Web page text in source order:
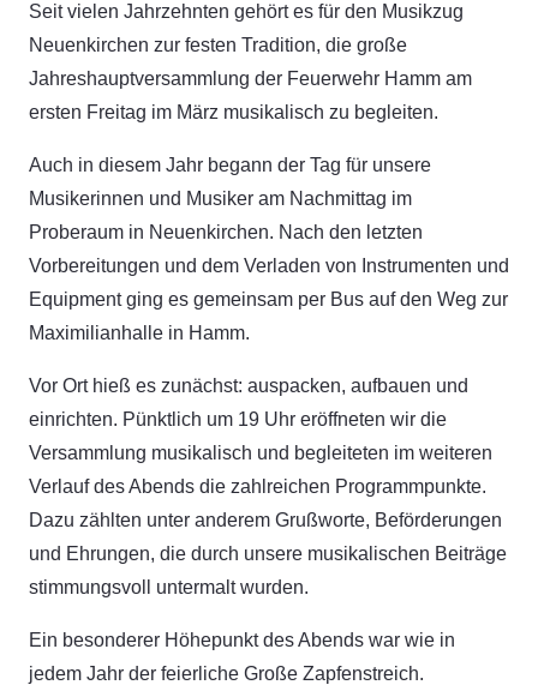
Seit vielen Jahrzehnten gehört es für den Musikzug
Neuenkirchen zur festen Tradition, die große
Jahreshauptversammlung der Feuerwehr Hamm am
ersten Freitag im März musikalisch zu begleiten.
Auch in diesem Jahr begann der Tag für unsere
Musikerinnen und Musiker am Nachmittag im
Proberaum in Neuenkirchen. Nach den letzten
Vorbereitungen und dem Verladen von Instrumenten und
Equipment ging es gemeinsam per Bus auf den Weg zur
Maximilianhalle in Hamm.
Vor Ort hieß es zunächst: auspacken, aufbauen und
einrichten. Pünktlich um 19 Uhr eröffneten wir die
Versammlung musikalisch und begleiteten im weiteren
Verlauf des Abends die zahlreichen Programmpunkte.
Dazu zählten unter anderem Grußworte, Beförderungen
und Ehrungen, die durch unsere musikalischen Beiträge
stimmungsvoll untermalt wurden.
Ein besonderer Höhepunkt des Abends war wie in
jedem Jahr der feierliche Große Zapfenstreich.